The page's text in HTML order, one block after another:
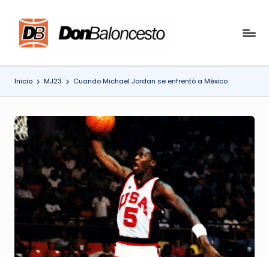
Saltar
Inicio MJ23 Cuando Michael Jordan se enfrentó a México